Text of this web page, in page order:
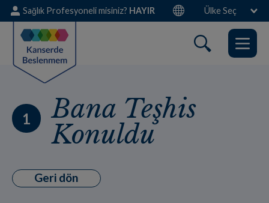
Skip
to
main
content
Ülke Seç
Sağlık Profesyoneli misiniz? HAYIR
1 Bana Teşhis
Konuldu
Geri dön